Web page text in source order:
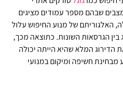
שבהם מספר עמודים מציגים
האלגוריתם של מנוע החיפוש עלול
הגרסאות השונות. כתוצאה מכך,
המלא שהיא הייתה יכולה
מבחינת חשיפה ומיקום במנועי